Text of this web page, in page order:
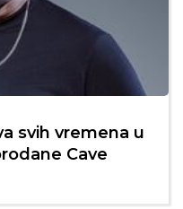
svih vremena u
Cave